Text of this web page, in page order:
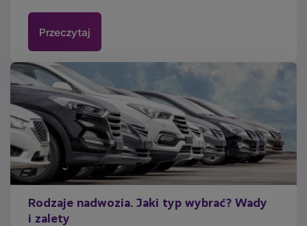
Przeczytaj
Rodzaje nadwozia. Jaki typ wybrać? Wady
i zalety